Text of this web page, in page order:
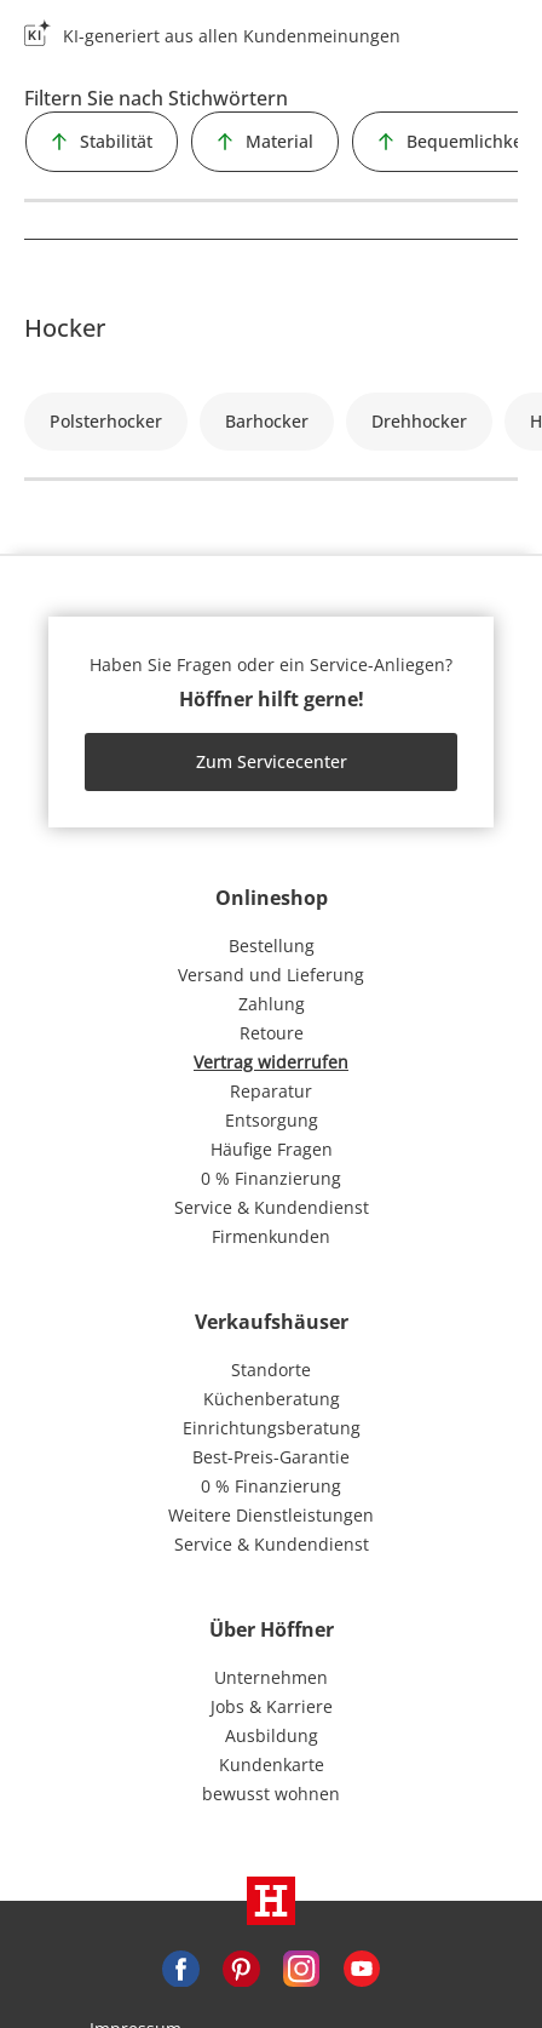
KI-generiert aus allen Kundenmeinungen
Filtern Sie nach Stichwörtern
Stabilität Material Bequemlichkeit
Hocker
Polsterhocker Barhocker Drehhocker
Onlineshop
Bestellung
Versand und Lieferung
Zahlung
Retoure
Vertrag widerrufen
Reparatur
Entsorgung
Häufige Fragen
0 % Finanzierung
Service & Kundendienst
Firmenkunden
Verkaufshäuser
Standorte
Küchenberatung
Einrichtungsberatung
Best-Preis-Garantie
0 % Finanzierung
Weitere Dienstleistungen
Service & Kundendienst
Über Höffner
Unternehmen
Jobs & Karriere
Ausbildung
Kundenkarte
bewusst wohnen
Haben Sie Fragen oder ein Service-Anliegen?
Höffner hilft gerne!
Zum Servicecenter